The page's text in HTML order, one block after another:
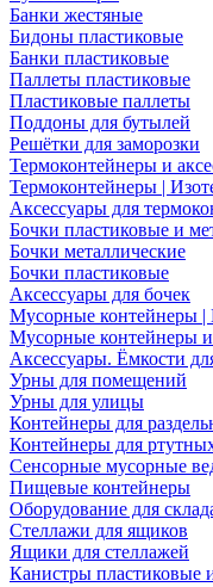
Банки жестяные
Бидоны пластиковые
Банки пластиковые
Паллеты пластиковые
Пластиковые паллеты
Поддоны для бутылей
Решётки для заморозки
Термоконтейнеры и
Термоконтейнеры |
Аксессуары для
Бочки пластиковые и
Бочки металлические
Бочки пластиковые
Аксессуары для бочек
Мусорные контейнеры |
Мусорные контейнеры
Аксессуары. Ёмкости
Урны для помещений
Урны для улицы
Контейнеры для
Контейнеры для
Сенсорные мусорные
Пищевые контейнеры
Оборудование для
Стеллажи для ящиков
Ящики для стеллажей
Канистры пластиковые